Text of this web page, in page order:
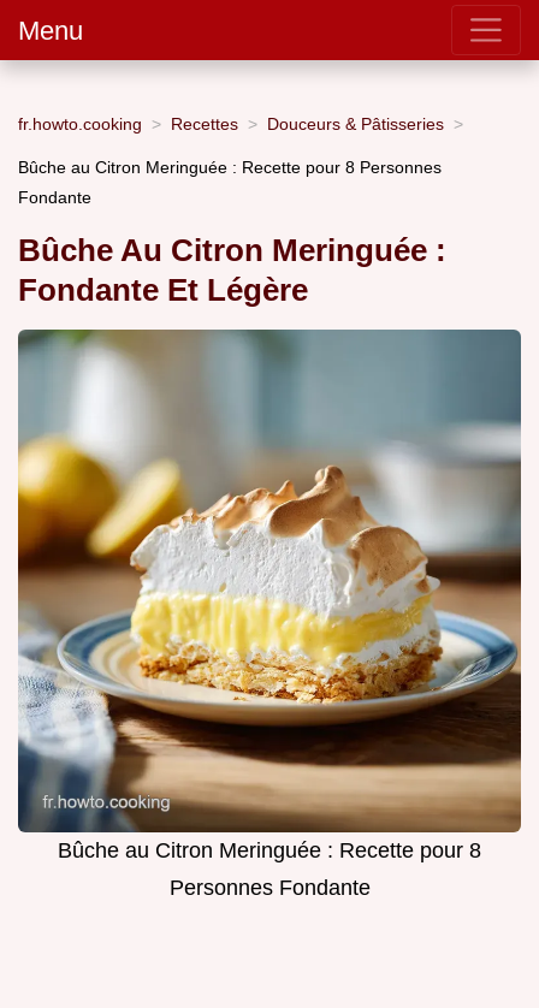
Menu
fr.howto.cooking Recettes Douceurs & Pâtisseries
Bûche au Citron Meringuée : Recette pour 8 Personnes
Fondante
Bûche Au Citron Meringuée :
Fondante Et Légère
Bûche au Citron Meringuée : Recette pour 8
Personnes Fondante